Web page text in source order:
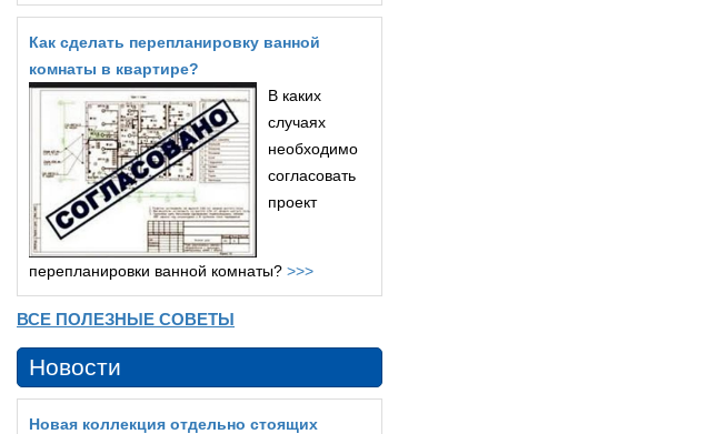
Как сделать перепланировку ванной
комнаты в квартире?
В каких
случаях
необходимо
согласовать
проект
перепланировки ванной комнаты? >>>
ВСЕ ПОЛЕЗНЫЕ СОВЕТЫ
Новости
Новая коллекция отдельно стоящих